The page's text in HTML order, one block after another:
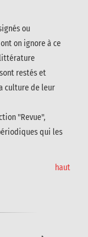
ou
on ignore à ce
littérature
restés et
culture de leur
"Revue",
qui les
haut